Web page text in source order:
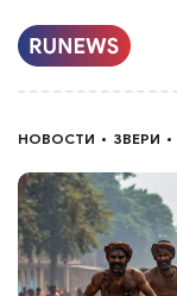
РУБРИКИ
О
НАС
НОВОСТИ ЗВЕРИ